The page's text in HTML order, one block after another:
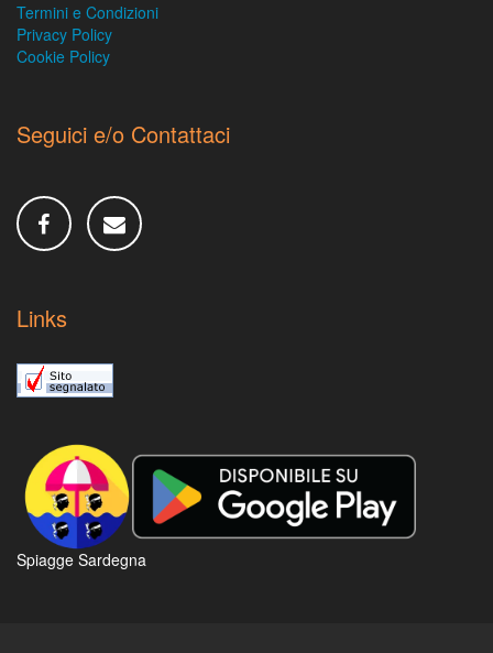
Termini e Condizioni
Privacy Policy
Cookie Policy
Seguici e/o Contattaci
Links
Spiagge Sardegna